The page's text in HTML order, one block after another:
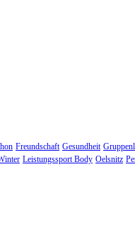
Freundschaft Gesundheit
Leistungssport Body Oelsnitz